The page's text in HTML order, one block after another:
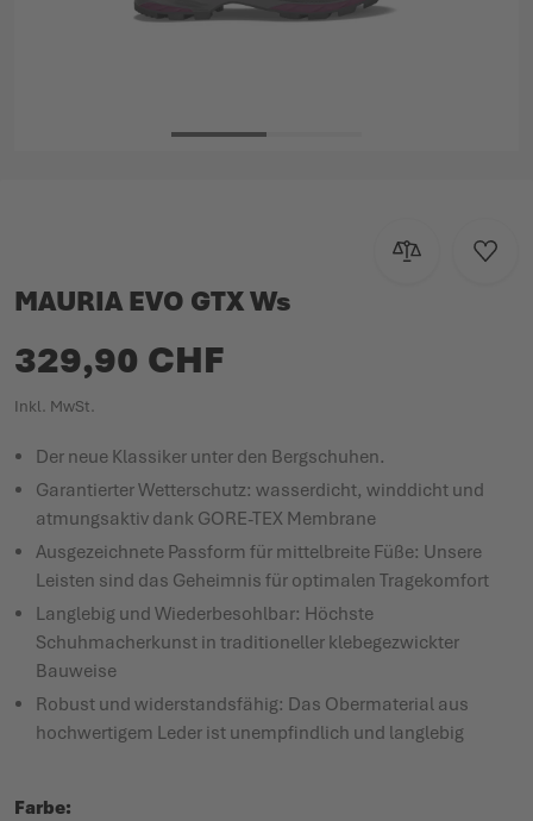
Zur Zur
MAURIA EVO GTX Ws
329,90 CHF
Inkl. MwSt.
Der neue Klassiker unter den Bergschuhen.
Garantierter Wetterschutz: wasserdicht, winddicht und
atmungsaktiv dank GORE-TEX Membrane
Ausgezeichnete Passform für mittelbreite Füße: Unsere
Leisten sind das Geheimnis für optimalen Tragekomfort
Langlebig und Wiederbesohlbar: Höchste
Schuhmacherkunst in traditioneller klebegezwickter
Bauweise
Robust und widerstandsfähig: Das Obermaterial aus
hochwertigem Leder ist unempfindlich und langlebig
Farbe